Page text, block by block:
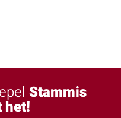
Stammis
het!